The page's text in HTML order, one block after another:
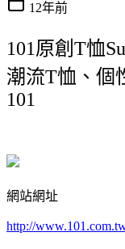
12年前
101原創T恤
潮流T恤、個
101
網站網址
http://